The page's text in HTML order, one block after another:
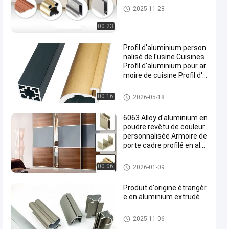
00:23
profils en aluminium d'extrusi
on
2025-11-28
00:16
Profil d'aluminium person
nalisé de l'usine Cuisines
Profil d'aluminium pour ar
moire de cuisine Profil d'al
Cadre de porte d'armoire en al
uminium
2026-05-18
00:06
6063 Alloy d'aluminium en
poudre revêtu de couleur
personnalisée Armoire de
porte cadre profilé en alu
profils en aluminium d'extrusi
on
2026-01-09
Produit d'origine étrangèr
e en aluminium extrudé
profils en aluminium d'extrusi
on
2025-11-06